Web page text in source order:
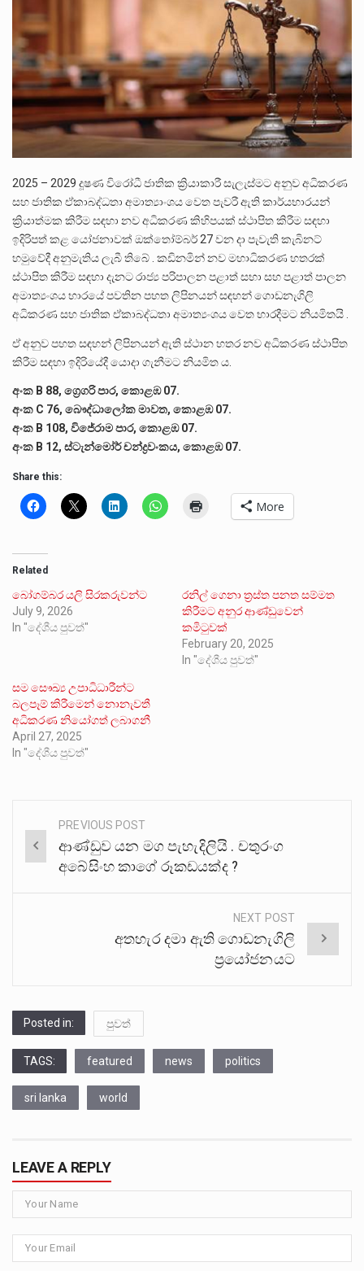
2011 වසරේදී දේශපාලන හා මානව හිමිකම් ක්‍රියාකාරීන් වන ලලිත්කුමාර් වීරරාජ් සහ කුගන් මුරුගානන්දන් යාපනයේදී අතුරුදන්…
ගොවියන්ගේ ප්‍රශ්න, ධීවරයන්ගේ ප්‍රශ්න, සෞඛය ප්‍රශ්න, වැටු ප්‍ර්ශ්න, රැකියා විරහිත ප්‍රශ්න මේ සියලු ප්‍රශ්නවලට තනි…
2025 – 2029 දූෂණ විරෝධී ජාතික ක්‍රියාකාරී සැලැස්මට අනුව අධිකරණ
සහ ජාතික ඒකාබද්ධතා අමාත්‍යාංශය වෙත පැවරී ඇති කාර්යභාරයන්
ක්‍රියාත්මක කිරීම සඳහා නව අධිකරණ කිහිපයක් ස්ථාපිත කිරීම සඳහා
ඉදිරිපත් කළ යෝජනාවක් ඔක්තෝම්බර් 27 වන දා පැවැති කැබිනට්
හමුවේදී අනුමැතිය ලැබී තිබේ . කඩිනමින් නව මහාධිකරණ හතරක්
ස්ථාපිත කිරීම සඳහා දැනට රාජ්‍ය පරිපාලන පළාත් සභා සහ පළාත් පාලන
අමාත්‍යංශය භාරයේ පවතින පහත ලිපිනයන් සඳහන් ගොඩනැගිලි
අධිකරණ සහ ජාතික ඒකාබද්ධතා අමාත්‍යංශය වෙත භාරදීමට නියමිතයි .
ඒ අනුව පහත සඳහන් ලිපිනයන් ඇති ස්ථාන හතර නව අධිකරණ ස්ථාපිත
කිරීම සඳහා ඉදිරියේදී යොදා ගැනීමට නියමිත ය.
අංක B 88, ග්‍රෙගරි පාර, කොළඹ 07.
අංක C 76, බෞද්ධාලෝක මාවත, කොළඹ 07. ‍
අංක B 108, විජේරාම පාර, කොළඹ 07.
අංක B 12, ස්ටැන්මෝර් චන්ද්‍රවංකය, කොළඹ 07.
Share this:
More
Related
බෝගම්බර යලි සිරකරුවන්ට
July 9, 2026
In "දේශීය පුවත්"
රනිල් ගෙනා ත්‍රස්ත පනත සම්මත
කිරීමට අනුර ආණ්ඩුවෙන්
කමිටුවක්
February 20, 2025
In "දේශීය පුවත්"
සම සෞඛ්‍ය උපාධිධාරීන්ට
බලපෑම් කිරීමෙන් නොනැවතී
අධිකරණ නියෝගත් ලබාගනී
April 27, 2025
In "දේශීය පුවත්"
Post
navigation
PREVIOUS POST
ආණ්ඩුව යන මග පැහැදිලියි . චතුරංග
අබේසිංහ කාගේ රූකඩයක්ද ?
NEXT POST
අතහැර දමා ඇති ගොඩනැගිලි
ප්‍රයෝජනයට
Posted in: පුවත්
TAGS: featured news politics
sri lanka world
LEAVE A REPLY